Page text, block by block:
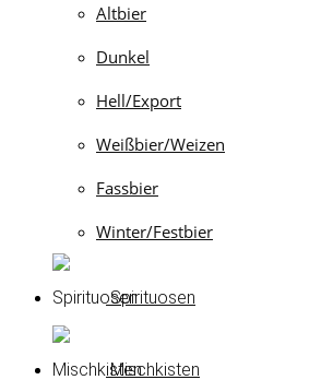
Altbier
Dunkel
Hell/Export
Weißbier/Weizen
Fassbier
Winter/Festbier
Spirituosen
Mischkisten